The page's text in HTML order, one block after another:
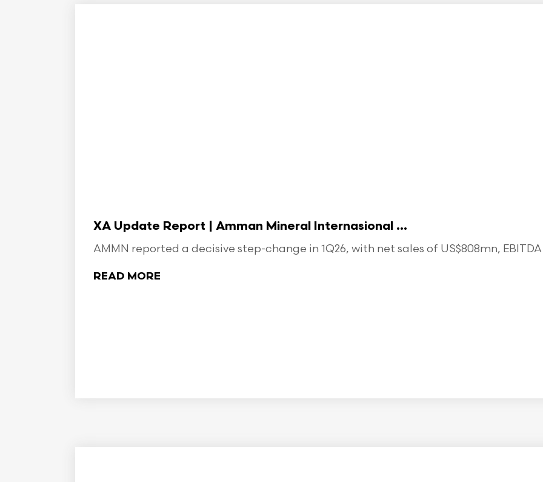
XA Update Report | Amman Mineral Internasional ...
AMMN reported a decisive step-change in 1Q26, with net sales of US$808mn, EBITDA
READ MORE